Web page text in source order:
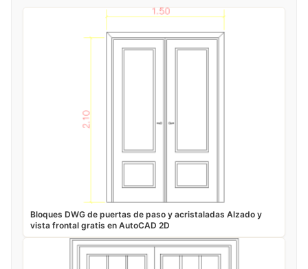
Bloques DWG de puertas de paso y acristaladas Alzado y
vista frontal gratis en AutoCAD 2D